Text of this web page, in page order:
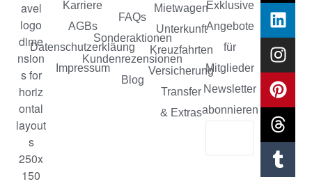
Karriere
AGBs
Datenschutzerkläung
Impressum
FAQs
Sonderaktionen
Kundenrezensionen
Blog
Mietwagen
Unterkunft
Kreuzfahrten
Versicherung
Transfer
& Extras
Exklusive
Angebote
für
Mitglieder
Newsletter
abonnieren